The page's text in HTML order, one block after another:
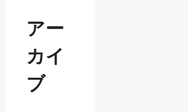
アー
カイ
ブ